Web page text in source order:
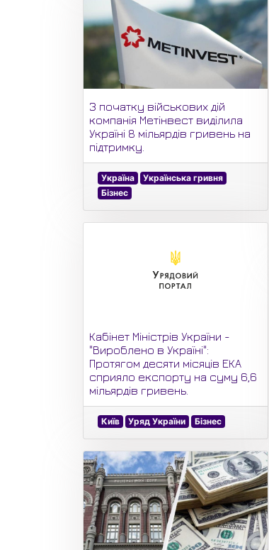
З початку військових дій
компанія Метінвест виділила
Україні 8 мільярдів гривень на
підтримку.
Україна
Українська гривня
Бізнес
Кабінет Міністрів України -
"Вироблено в Україні":
Протягом десяти місяців ЕКА
сприяло експорту на суму 6,6
мільярдів гривень.
Київ Уряд України Бізнес